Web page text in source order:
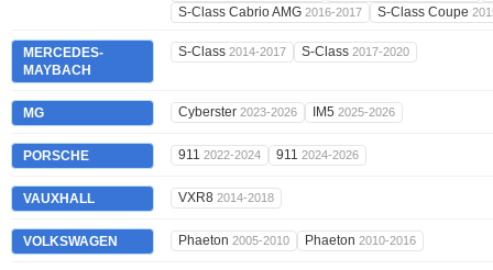
S-Class Cabrio AMG 2016-2017 S-Class Coupe
MERCEDES-
MAYBACH
S-Class 2014-2017 S-Class 2017-2020
MG Cyberster 2023-2026 IM5 2025-2026
PORSCHE 911 2022-2024 911 2024-2026
VAUXHALL VXR8 2014-2018
VOLKSWAGEN Phaeton 2005-2010 Phaeton 2010-2016